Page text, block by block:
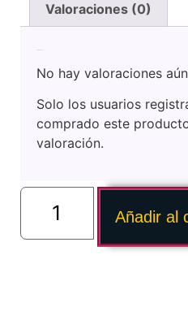
Valoraciones (0)
No hay valoraciones
Solo los usuarios
comprado este
valoración.
Añadir al